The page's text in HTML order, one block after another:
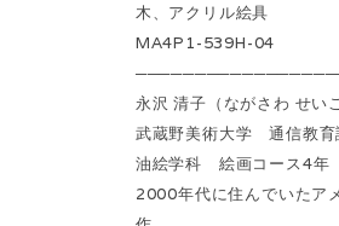
木、アクリル絵具
MA4P1-539H-04
永沢 清子（ながさわ せいこ
武蔵野美術大学 通信教育
油絵学科 絵画コース4年
2000年代に住んでいたア